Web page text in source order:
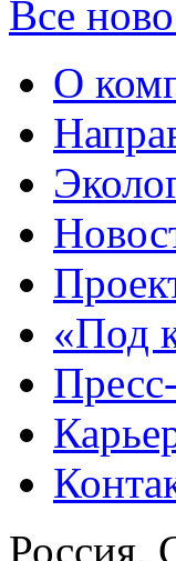
Все
О
«Под
Россия,